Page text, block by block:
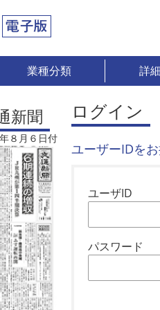
業種分類 詳
新聞
８月６日付
ログイン
ユーザーIDを
ユーザID
パスワード